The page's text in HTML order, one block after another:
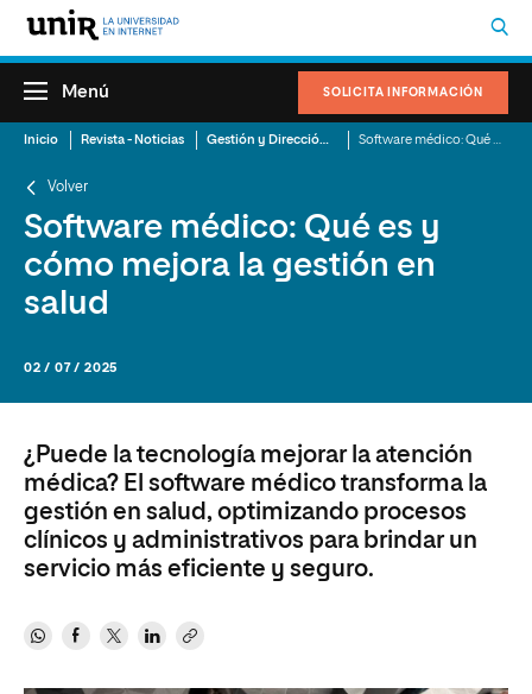
SOLICITA INFORMACIÓN
Menú
Inicio Revista - Noticias Gestión y Dirección Sanitaria
Volver
Software médico: Qué es y
cómo mejora la gestión en
salud
02 / 07 / 2025
¿Puede la tecnología mejorar la atención
médica? El software médico transforma la
gestión en salud, optimizando procesos
clínicos y administrativos para brindar un
servicio más eficiente y seguro.